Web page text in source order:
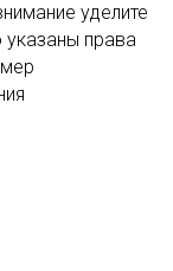
уделите
права